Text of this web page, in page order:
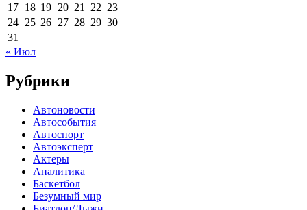
17 18 19 20 21 22 23
24 25 26 27 28 29 30
31
« Июл
Рубрики
Автоновости
Автособытия
Автоспорт
Автоэксперт
Актеры
Аналитика
Баскетбол
Безумный мир